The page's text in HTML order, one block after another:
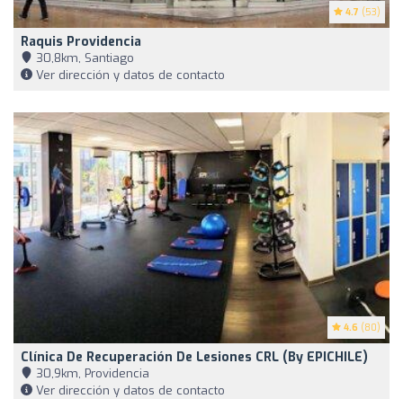
4.7 (53)
Raquis Providencia
30,8km, Santiago
Ver dirección y datos de contacto
4.6 (80)
Clínica De Recuperación De Lesiones CRL (by EPICHILE)
30,9km, Providencia
Ver dirección y datos de contacto